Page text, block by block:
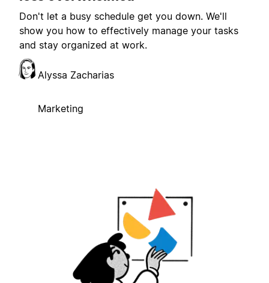
Don't let a busy schedule get you down. We'll
show you how to effectively manage your tasks
and stay organized at work.
Alyssa Zacharias
Marketing